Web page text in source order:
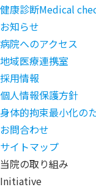
健康診断Medical
お知らせ
病院へのアクセス
地域医療連携室
採用情報
個人情報保護方針
身体的拘束最小化の
お問合わせ
サイトマップ
当院の取り組み
Initiative